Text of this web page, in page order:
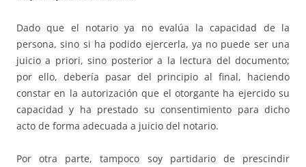
Dado que el notario ya no evalúa la capacidad de la
persona, sino si ha podido ejercerla, ya no puede ser una
juicio a priori, sino posterior a la lectura del documento;
por ello, debería pasar del principio al final, haciendo
constar en la autorización que el otorgante ha ejercido su
capacidad y ha prestado su consentimiento para dicho
acto de forma adecuada a juicio del notario.
Por otra parte, tampoco soy partidario de prescindir